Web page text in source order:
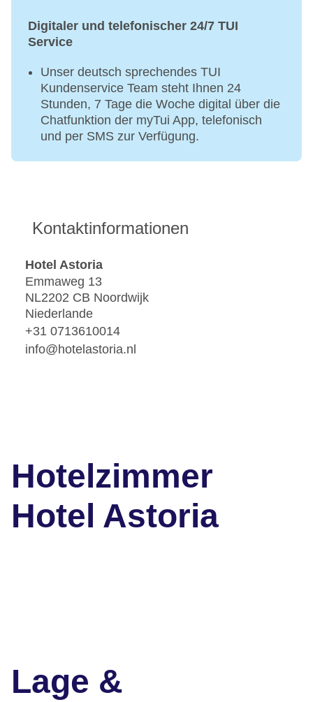
Digitaler und telefonischer 24/7 TUI
Service
Unser deutsch sprechendes TUI
Kundenservice Team steht Ihnen 24
Stunden, 7 Tage die Woche digital über die
Chatfunktion der myTui App, telefonisch
und per SMS zur Verfügung.
Kontaktinformationen
Hotel Astoria
Emmaweg 13
NL2202 CB Noordwijk
Niederlande
+31 0713610014
info@hotelastoria.nl
Hotelzimmer
Hotel Astoria
Lage &